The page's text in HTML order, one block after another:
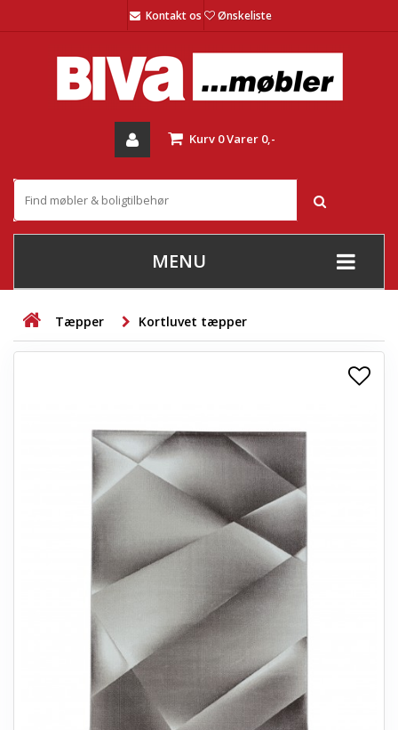
Kontakt os Ønskeliste
Kurv 0Varer 0,-
MENU
+
STUE
+
BØRNEMØBLER
KONTORMØBLER
ENTREMØBLER
SPAR PENGE PÅ UDVALGTE VARER
Tæpper Kortluvet tæpper